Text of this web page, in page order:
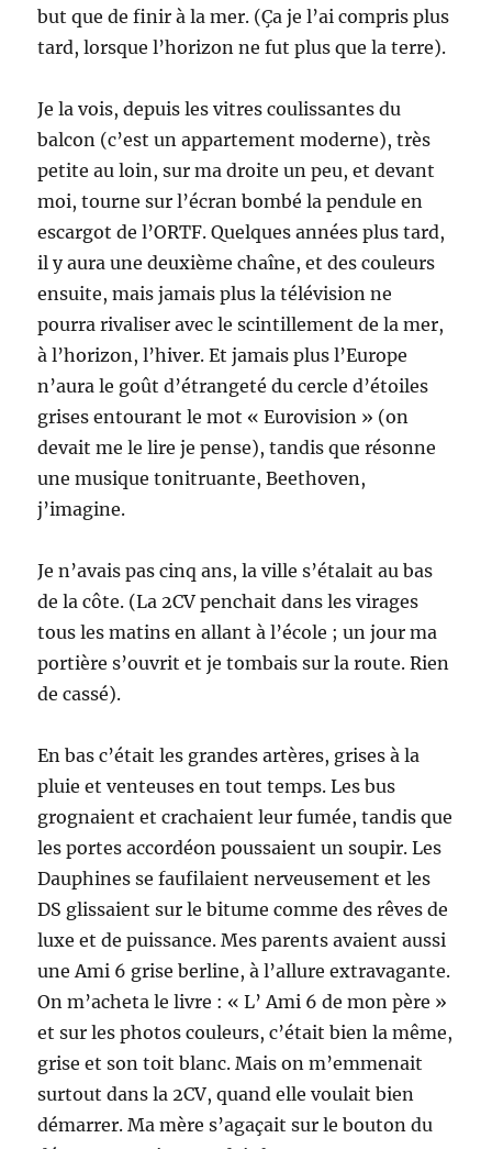
but que de finir à la mer. (Ça je l’ai compris plus
tard, lorsque l’horizon ne fut plus que la terre).
Je la vois, depuis les vitres coulissantes du
balcon (c’est un appartement moderne), très
petite au loin, sur ma droite un peu, et devant
moi, tourne sur l’écran bombé la pendule en
escargot de l’ORTF. Quelques années plus tard,
il y aura une deuxième chaîne, et des couleurs
ensuite, mais jamais plus la télévision ne
pourra rivaliser avec le scintillement de la mer,
à l’horizon, l’hiver. Et jamais plus l’Europe
n’aura le goût d’étrangeté du cercle d’étoiles
grises entourant le mot « Eurovision » (on
devait me le lire je pense), tandis que résonne
une musique tonitruante, Beethoven,
j’imagine.
Je n’avais pas cinq ans, la ville s’étalait au bas
de la côte. (La 2CV penchait dans les virages
tous les matins en allant à l’école ; un jour ma
portière s’ouvrit et je tombais sur la route. Rien
de cassé).
En bas c’était les grandes artères, grises à la
pluie et venteuses en tout temps. Les bus
grognaient et crachaient leur fumée, tandis que
les portes accordéon poussaient un soupir. Les
Dauphines se faufilaient nerveusement et les
DS glissaient sur le bitume comme des rêves de
luxe et de puissance. Mes parents avaient aussi
une Ami 6 grise berline, à l’allure extravagante.
On m’acheta le livre : « L’ Ami 6 de mon père »
et sur les photos couleurs, c’était bien la même,
grise et son toit blanc. Mais on m’emmenait
surtout dans la 2CV, quand elle voulait bien
démarrer. Ma mère s’agaçait sur le bouton du